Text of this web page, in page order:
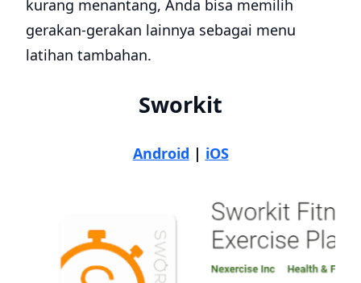
kurang menantang, Anda bisa memilih
gerakan-gerakan lainnya sebagai menu
latihan tambahan.
Sworkit
Android | iOS